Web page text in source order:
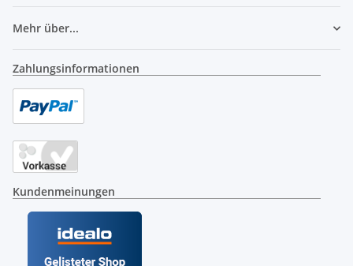
Mehr über...
Zahlungsinformationen
Kundenmeinungen